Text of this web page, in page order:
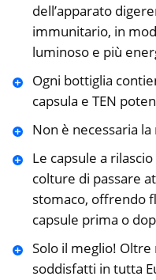
dell’apparato
immunitario, in
luminoso e più
Ogni bottiglia
capsula e TEN
Non è necessaria
Le capsule a
colture di passare
stomaco, offrendo
capsule prima o
Solo il meglio!
soddisfatti in tutta